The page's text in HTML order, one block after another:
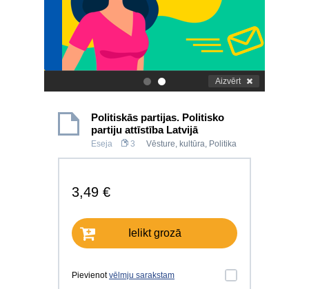
. Aizvērt
Politiskās partijas. Politisko
partiju attīstība Latvijā
Eseja 3 Vēsture, kultūra, Politika
3,49 €
Ielikt grozā
Pievienotvēlmju sarakstam